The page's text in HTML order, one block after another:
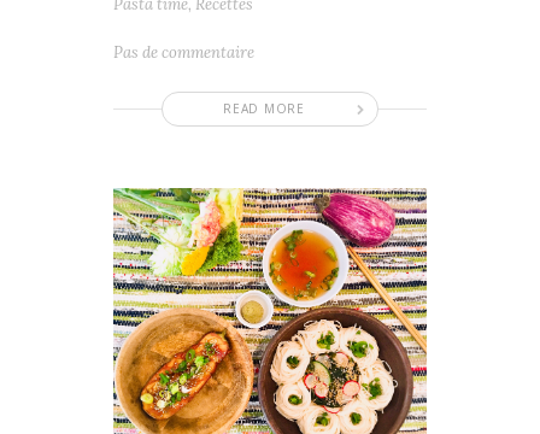
READ MORE
Pasta time, Recettes
Pas de commentaire